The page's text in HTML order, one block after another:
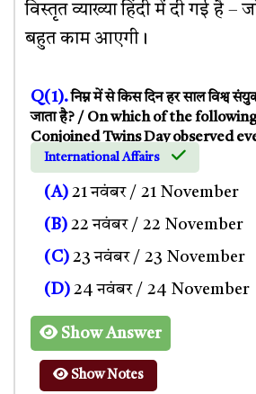
विस्तृत व्याख्या हिंदी में दी गई है –
बहुत काम आएगी।
Q(1).निम्न में से किस दिन हर साल विश्व
जाता है? / On which of the
Conjoined Twins Day observed
International Affairs
(A) 21 नवंबर / 21 November
(B) 22 नवंबर / 22 November
(C) 23 नवंबर / 23 November
(D) 24 नवंबर / 24 November
Show Answer
Show Notes